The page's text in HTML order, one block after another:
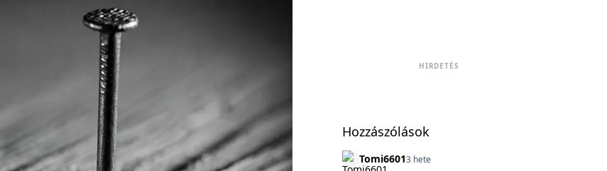
HIRDETÉS
Hozzászólások
Tomi66013 hete